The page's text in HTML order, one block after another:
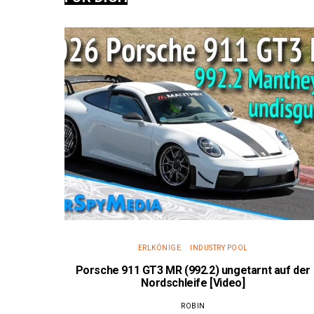
ERLKÖNIGE INDUSTRY POOL
Porsche 911 GT3 MR (992.2) ungetarnt auf der
Nordschleife [Video]
ROBIN